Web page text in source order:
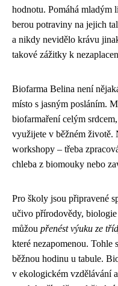
hodnotu. Pomáhá mladým
berou potraviny na jejich
a nikdy nevidělo krávu
takové zážitky k
Biofarma Belina není
místo s jasným posláním.
biofarmaření celým
využijete v běžném životě.
workshopy – třeba
chleba z biomouky nebo
Pro školy jsou připravené
učivo přírodovědy,
můžou přenést výuku ze
které nezapomenou. Tohle
běžnou hodinu u tabule.
v ekologickém vzdělávání